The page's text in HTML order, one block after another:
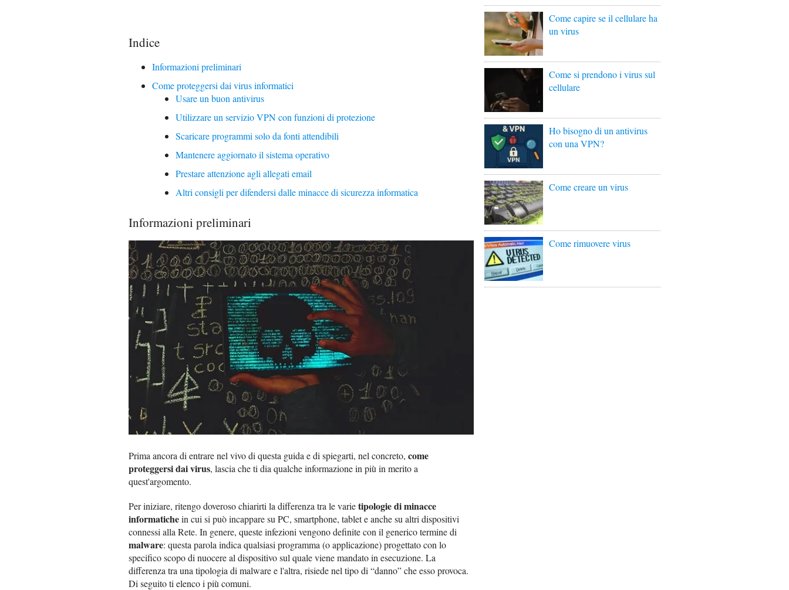
Indice
Informazioni preliminari
Come proteggersi dai virus informatici
Usare un buon antivirus
Utilizzare un servizio VPN con funzioni di protezione
Scaricare programmi solo da fonti attendibili
Mantenere aggiornato il sistema operativo
Prestare attenzione agli allegati email
Altri consigli per difendersi dalle minacce di sicurezza informatica
Informazioni preliminari
Prima ancora di entrare nel vivo di questa guida e di spiegarti, nel concreto, come
proteggersi dai virus, lascia che ti dia qualche informazione in più in merito a
quest'argomento.
Per iniziare, ritengo doveroso chiarirti la differenza tra le varietipologie di minacce
informatichein cui si può incappare su PC, smartphone, tablet e anche su altri dispositivi
connessi alla Rete. In genere, queste infezioni vengono definite con il generico termine di
malware: questa parola indica qualsiasi programma (o applicazione) progettato con lo
specifico scopo di nuocere al dispositivo sul quale viene mandato in esecuzione. La
differenza tra una tipologia di malware e l'altra, risiede nel tipo di “danno” che esso provoca.
Di seguito ti elenco i più comuni.
Come capire se il cellulare ha
un virus
Come si prendono i virus sul
cellulare
Ho bisogno di un antivirus
con una VPN?
Come creare un virus
Come rimuovere virus